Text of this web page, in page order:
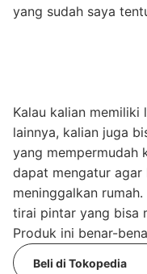
yang sudah saya
Kalau kalian
lainnya, kalian juga
yang mempermudah
dapat mengatur
meninggalkan
tirai pintar yang bisa
Produk ini benar-
Beli di Tokopedia